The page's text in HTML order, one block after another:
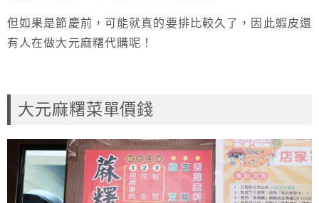
但如果是節慶前，可能就真的要排比較久了，因此蝦皮還
有人在做大元麻糬代購呢！
大元麻糬菜單價錢